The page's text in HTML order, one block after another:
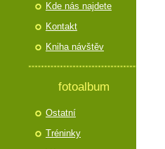
Kde nás najdete
Kontakt
Kniha návštěv
fotoalbum
Ostatní
Tréninky